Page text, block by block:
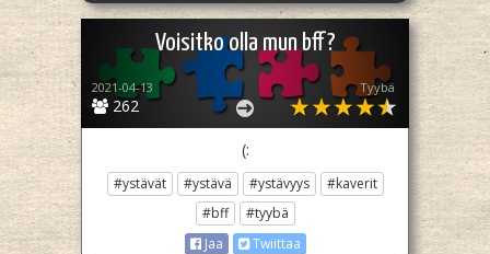
Voisitko olla mun bff?
262
2021-04-13 Tyybä
(:
#ystävät #ystävä #ystävyys
#kaverit
#bff
#tyybä
Jaa
Twiittaa